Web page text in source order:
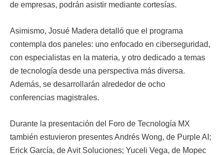
de empresas, podrán asistir mediante cortesías.
Asimismo, Josué Madera detalló que el programa
contempla dos paneles: uno enfocado en ciberseguridad,
con especialistas en la materia, y otro dedicado a temas
de tecnología desde una perspectiva más diversa.
Además, se desarrollarán alrededor de ocho
conferencias magistrales.
Durante la presentación del Foro de Tecnología MX
también estuvieron presentes Andrés Wong, de Purple AI;
Erick García, de Avit Soluciones; Yuceli Vega, de Mopec